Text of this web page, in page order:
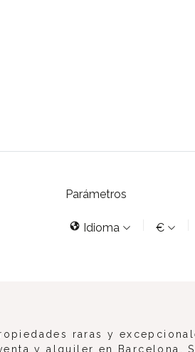
Parámetros
Idioma €
raras y
y alquiler en Barcelona,